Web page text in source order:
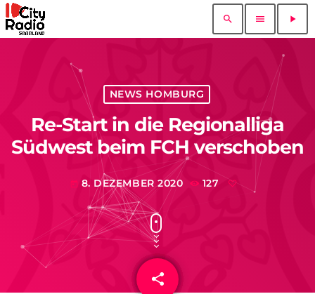
search menu play_arrow
NEWS HOMBURG
Re-Start in die Regionalliga
Südwest beim FCH verschoben
today 8. DEZEMBER 2020 127
share
email